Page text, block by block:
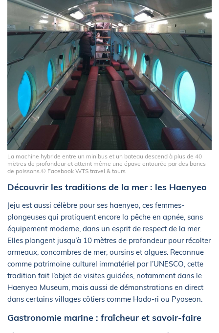
La machine hybride entre un minibus et un bateau descend à plus de 40
mètres de profondeur et atteint même une épave entourée par des bancs
de poissons.© Facebook WTS travel & tours
Découvrir les traditions de la mer : les Haenyeo
Jeju est aussi célèbre pour ses haenyeo, ces femmes-
plongeuses qui pratiquent encore la pêche en apnée, sans
équipement moderne, dans un esprit de respect de la mer.
Elles plongent jusqu’à 10 mètres de profondeur pour récolter
ormeaux, concombres de mer, oursins et algues. Reconnue
comme patrimoine culturel immatériel par l’UNESCO, cette
tradition fait l’objet de visites guidées, notamment dans le
Haenyeo Museum, mais aussi de démonstrations en direct
dans certains villages côtiers comme Hado-ri ou Pyoseon.
Gastronomie marine : fraîcheur et savoir-faire